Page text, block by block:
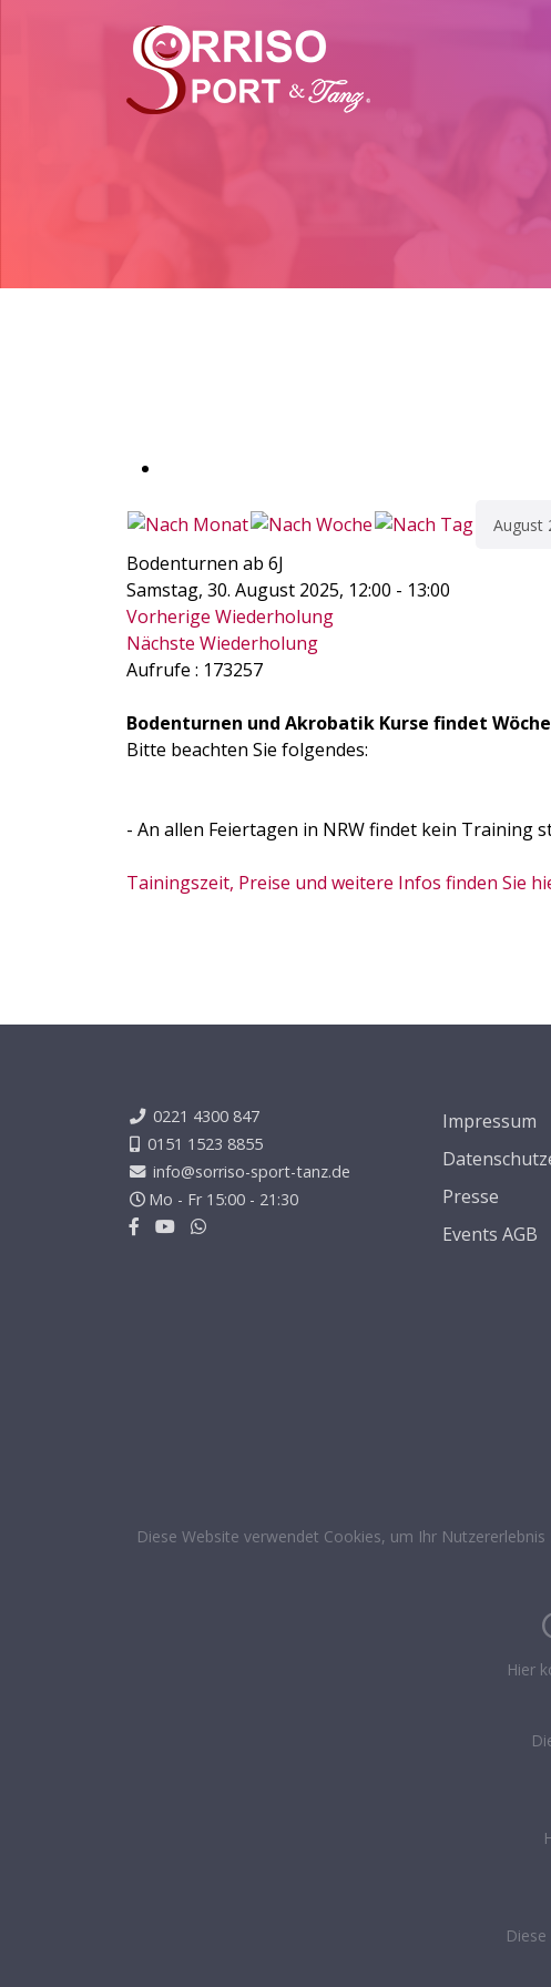
Bodenturnen ab 6J
Samstag, 30. August 2025, 12:00 - 13:00
Vorherige Wiederholung
Nächste Wiederholung
Aufrufe : 173257
Bodenturnen und Akrobatik Kurse findet
Bitte beachten Sie folgendes:
- An allen Feiertagen in NRW findet kein Training
Tainingszeit, Preise und weitere Infos finden Sie
0221 4300 847
0151 1523 8855
info@sorriso-sport-tanz.de
Mo - Fr 15:00 - 21:30
Impressum
Presse
Events AGB
Diese Website verwendet Cookies, um Ihr
Hier